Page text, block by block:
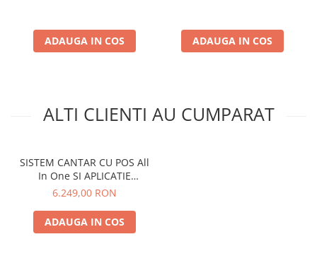
ADAUGA IN COS ADAUGA IN COS
ALTI CLIENTI AU CUMPARAT
SISTEM CANTAR CU POS All
In One SI APLICATIE
ETICHETARE
6.249,00 RON
ADAUGA IN COS